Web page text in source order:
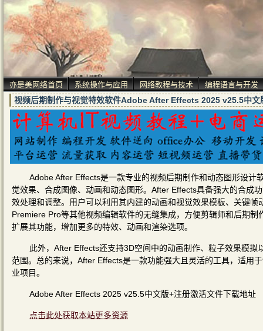
亦是美网络首页 系统操作与应用 网络教程与技术 编程语言与开发
视频后期制作与视觉特效软件Adobe After Effects 2025 v25.5中文
Adobe After Effects是一款专业的视频后期制作和动态图形设
觉效果、合成图像、动画和动态图形。After Effects具备强大的合成
效处理和调整。用户可以利用其内建的动画和视觉效果模板、关键
Premiere Pro等其他视频编辑软件的无缝集成，方便剪辑师和后期
扩展其功能，增加更多的特效、动画和渲染选项。
此外，After Effects还支持3D空间中的动画制作、粒子效果模
范围。总的来说，After Effects是一款功能强大且灵活的工具，适用
业项目。
Adobe After Effects 2025 v25.5中文版+注册激活文件下载地址
点击此处获取本站更多资源